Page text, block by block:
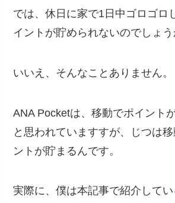
では、休日に家で1日中ゴロゴロ
イントが貯められないのでしょう
いいえ、そんなことありません。
ANA Pocketは、移動でポイント
と思われていますすが、じつは
ントが貯まるんです。
実際に、僕は本記事で紹介して